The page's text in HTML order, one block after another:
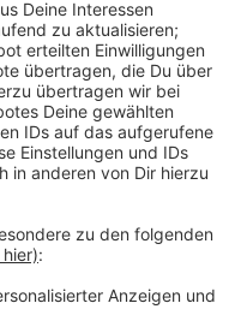
kostenlosen
Ob Nachrichten,
Aktionen - wir
dich.